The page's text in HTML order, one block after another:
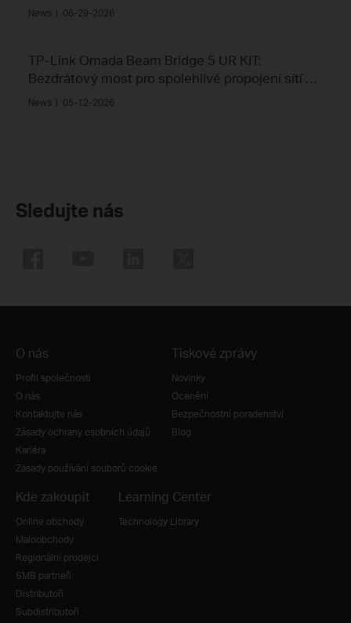
News | 06-29-2026
TP-Link Omada Beam Bridge 5 UR KIT:
Bezdrátový most pro spolehlivé propojení sítí na
vzdálenost až 15 km
News | 05-12-2026
Sledujte nás
O nás
Profil společnosti
O nás
Kontaktujte nás
Zásady ochrany osobních údajů
Kariéra
Zásady používání souborů cookie
Tiskové zprávy
Novinky
Ocenění
Bezpečnostní poradenství
Blog
Kde zakoupit
Online obchody
Maloobchody
Regionální prodejci
SMB partneři
Distributoři
Subdistributoři
Learning Center
Technology Library